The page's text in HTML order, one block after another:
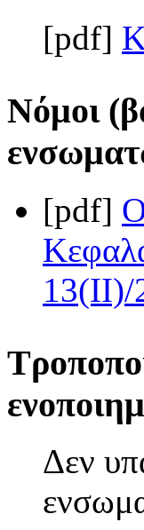
[pdf]
Νόμοι
[pdf]
13(II)/
Δεν